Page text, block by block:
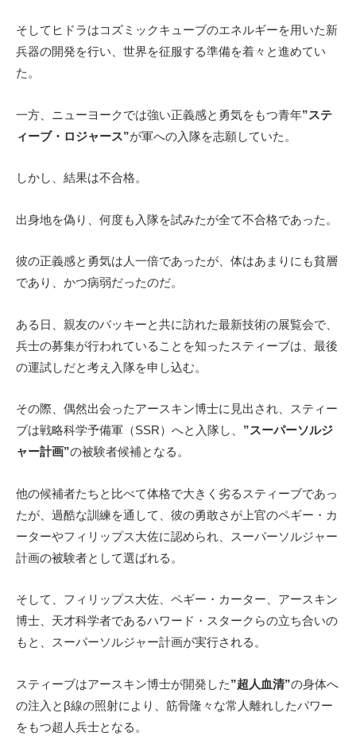
そしてヒドラはコズミックキューブのエネルギーを用いた新
兵器の開発を行い、世界を征服する準備を着々と進めてい
た。
一方、ニューヨークでは強い正義感と勇気をもつ青年”ステ
ィーブ・ロジャース”が軍への入隊を志願していた。
しかし、結果は不合格。
出身地を偽り、何度も入隊を試みたが全て不合格であった。
彼の正義感と勇気は人一倍であったが、体はあまりにも貧層
であり、かつ病弱だったのだ。
ある日、親友のバッキーと共に訪れた最新技術の展覧会で、
兵士の募集が行われていることを知ったスティーブは、最後
の運試しだと考え入隊を申し込む。
その際、偶然出会ったアースキン博士に見出され、スティー
ブは戦略科学予備軍（SSR）へと入隊し、 ”スーパーソルジ
ャー計画”の被験者候補となる。
他の候補者たちと比べて体格で大きく劣るスティーブであっ
たが、過酷な訓練を通して、彼の勇敢さが上官のペギー・カ
ーターやフィリップス大佐に認められ、スーパーソルジャー
計画の被験者として選ばれる。
そして、フィリップス大佐、ペギー・カーター、アースキン
博士、天才科学者であるハワード・スタークらの立ち合いの
もと、スーパーソルジャー計画が実行される。
スティーブはアースキン博士が開発した”超人血清”の身体へ
の注入とβ線の照射により、筋骨隆々な常人離れしたパワー
をもつ超人兵士となる。